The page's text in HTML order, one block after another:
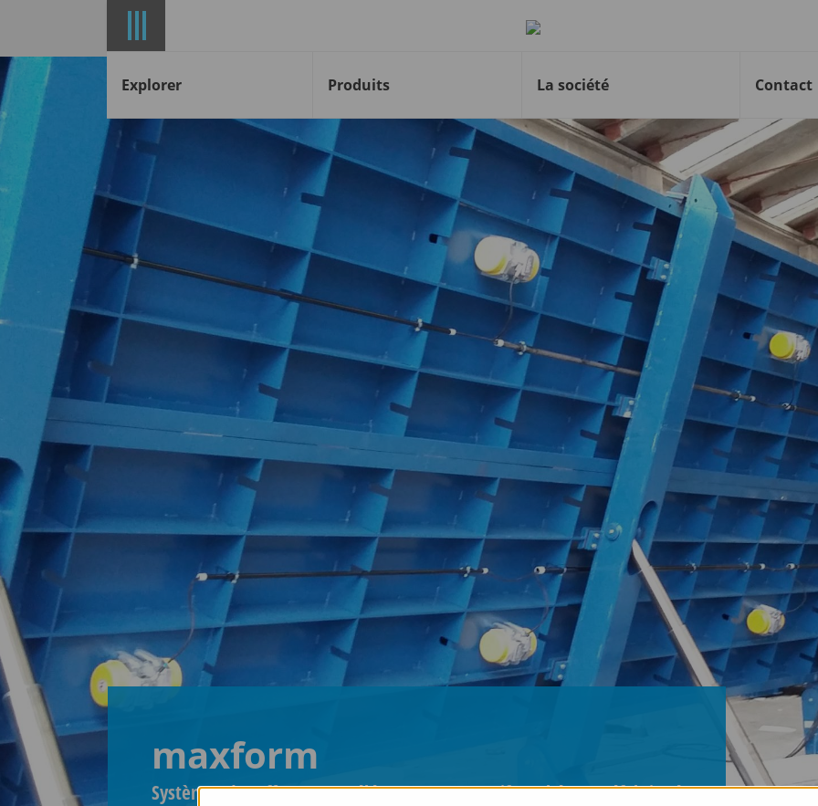
Retour à la page d’accueil
Explorer Produits La société Contact
maxform
Systèmes de coffrage pour éléments constructifs en béton préfabriqué